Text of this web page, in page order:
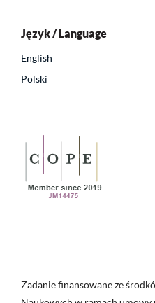
Język / Language
English
Polski
Zadanie finansowane ze